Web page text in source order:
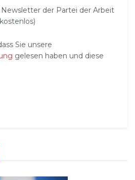
der Partei der Arbeit
Sie unsere
gelesen haben und diese